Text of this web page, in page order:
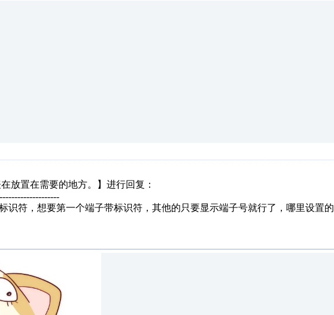
置在需要的地方。】进行回复：
识符，想要第一个端子带标识符，其他的只要显示端子号就行了，哪里设置的